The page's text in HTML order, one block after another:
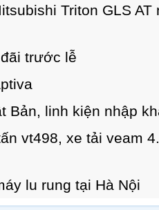
Triton GLS
trước lễ
Bản, linh kiện nhập
vt498, xe tải veam
lu rung tại Hà Nội